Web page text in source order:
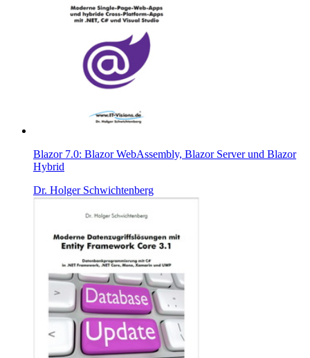
Blazor 7.0: Blazor WebAssembly, Blazor Server und Blazor
Hybrid
Dr. Holger Schwichtenberg